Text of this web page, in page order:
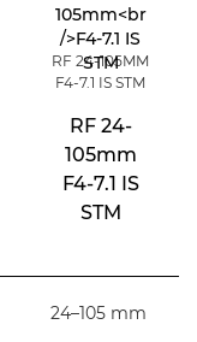
RF 24-105MM
F4-7.1 IS STM
RF 24-
105mm
F4-7.1 IS
STM
24–105 mm